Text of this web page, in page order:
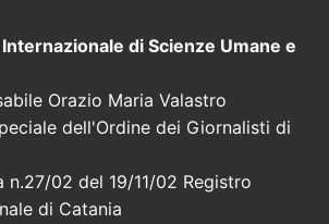
di Scienze Umane e
Orazio Maria Valastro
dell'Ordine dei Giornalisti di
n.27/02 del 19/11/02 Registro
di Catania